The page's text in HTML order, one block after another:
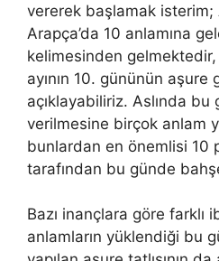
vererek başlamak isterim;
Arapça’da 10 anlamına
kelimesinden
ayının 10. gününün aşure
açıklayabiliriz. Aslında bu
verilmesine birçok anlam
bunlardan en önemlisi 10
tarafından bu günde
Bazı inançlara göre farklı
anlamların yüklendiği bu